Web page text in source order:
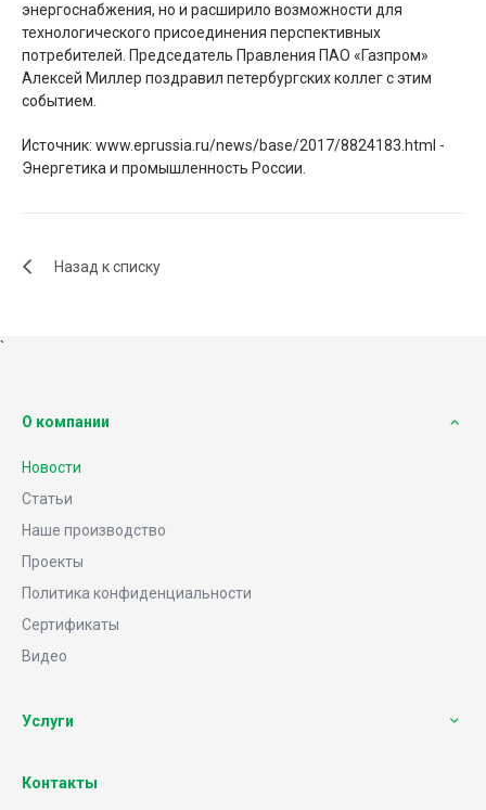
энергоснабжения, но и расширило возможности для
технологического присоединения перспективных
потребителей. Председатель Правления ПАО «Газпром»
Алексей Миллер поздравил петербургских коллег с этим
событием.
Источник: www.eprussia.ru/news/base/2017/8824183.html -
Энергетика и промышленность России.
Назад к списку
`
О компании
Новости
Статьи
Наше производство
Проекты
Политика конфиденциальности
Сертификаты
Видео
Услуги
Контакты